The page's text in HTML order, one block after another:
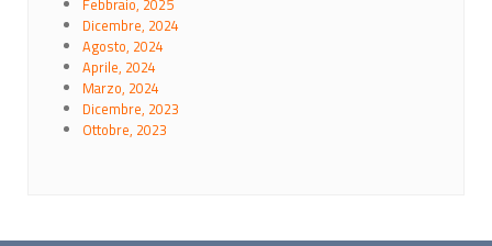
Dicembre, 2024
Agosto, 2024
Aprile, 2024
Marzo, 2024
Dicembre, 2023
Ottobre, 2023